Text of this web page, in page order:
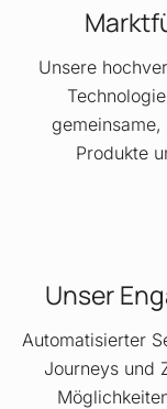
Unsere
Produkte
Unser
Automatisierter
Journeys und